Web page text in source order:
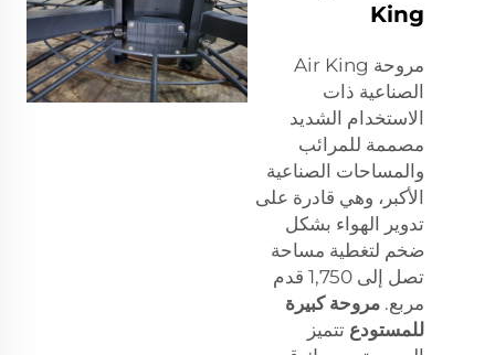
King
مروحة Air King
الصناعية ذات
الاستخدام الشديد
مصممة للمرائب
والمساحات الصناعية
الأكبر، وهي قادرة على
تدوير الهواء بشكل
ضخم لتغطية مساحة
تصل إلى 1,750 قدم
مربع. مروحة كبيرة
للمستودع تتميز